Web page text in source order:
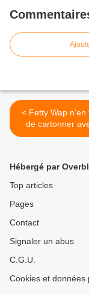
< Fetty Wap n’en finit plus
de cartonner
Queen !
Hébergé par
Top articles
Pages
Contact
Signaler un abus
C.G.U.
Cookies et données